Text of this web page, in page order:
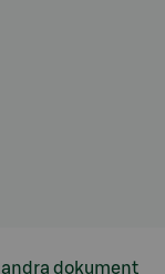
dokument